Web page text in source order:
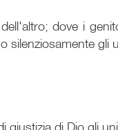
dove i
gli
di Dio gli uni